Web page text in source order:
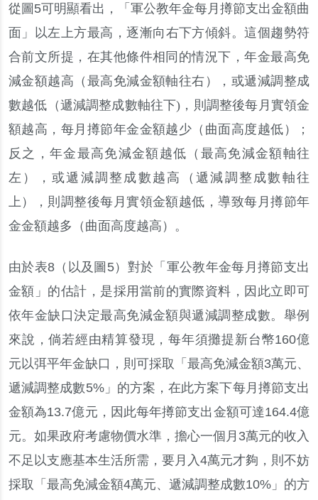
從圖 5可明顯看出 ，「 軍公教年金每月撙節支出金額曲
面 」 以左上方最高 ，逐漸向右下方傾斜。這個趨勢符
合前文所提 ， 在其他條件相同的情況下 ，年金最高免
減金額越高 （ 最高免減金額軸往右 ） ， 或遞減調整成
數越低 （遞減調整成數軸往下) ， 則調整後每月實領金
額越高 ， 每月撙節年金金額越少 （ 曲面高度越低 ）
；
反之
，年金最高免減金額越低 （ 最高免減金額軸往
左 ） ， 或遞減調整成數越高 （ 遞減調整成數軸往
上 ） ， 則調整後每月實領金額越低 ，導致每月撙節年
金金額越多 （ 曲面高度越高 ） 。
由於表8 （ 以及圖 5） 對於 「 軍公教年金每月撙節支出
金額 」 的估計 ， 是採用當前的實際資料 ， 因此立即可
依年金缺口決定最高免減金額與遞減調整成數。 舉例
來說 ，倘若經由精算發現 ，每年須攤提新台幣160億
元以弭平年金缺口 ， 則可採取 「 最高免減金額3萬元、
遞減調整成數5%」 的方案 ，在此方案下每月撙節支出
金額為13.7億元 ， 因此每年撙節支出金額可達164.4億
元。 如果政府考慮物價水準 ， 擔心一個月 3萬元的收入
不足以支應基本生活所需 ， 要月入 4萬元才夠 ， 則不妨
採取 「 最高免減金額4萬元、 遞減調整成數10% 」 的方